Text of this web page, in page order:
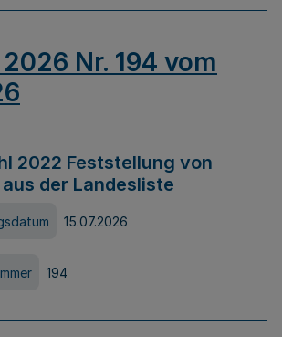
Nr. 194 vom
2022 Feststellung von
der Landesliste
15.07.2026
194